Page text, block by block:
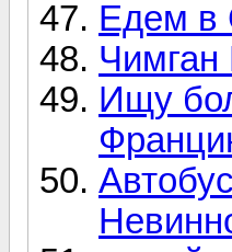
Едем в
Чимган
Ищу